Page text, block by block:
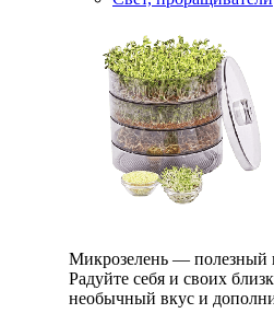
Микрозелень — полезный
Радуйте себя и своих
необычный вкус и